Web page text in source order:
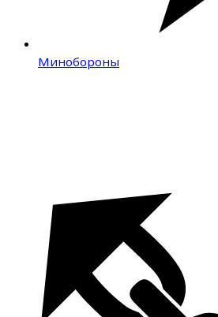
Минобороны